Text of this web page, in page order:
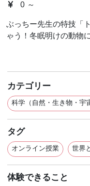
0 ～
ぶっちー先生の特技「
ゃう！冬眠明けの動物
カテゴリー
科学（自然・生き物・宇
タグ
オンライン授業 世界
体験できること